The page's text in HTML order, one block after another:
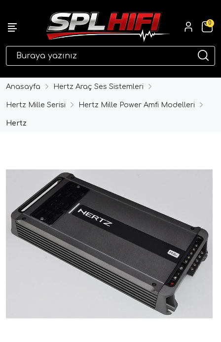
0
Anasayfa Hertz Araç Ses Sistemleri
Hertz Mille Serisi Hertz Mille Power Amfi Modelleri
Hertz